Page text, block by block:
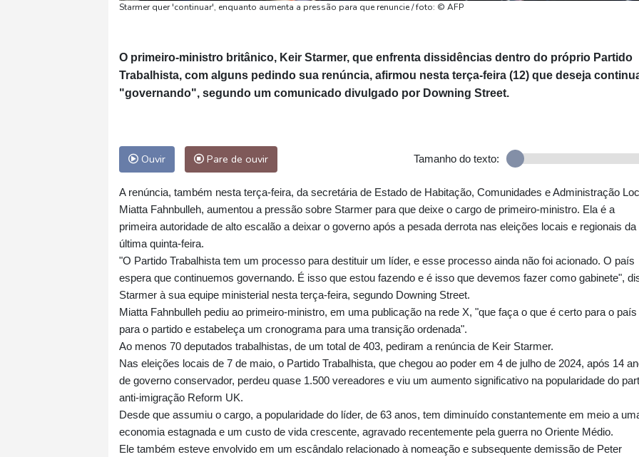
Starmer quer 'continuar', enquanto aumenta a pressão para que renuncie / foto: © AFP
O primeiro-ministro britânico, Keir Starmer, que enfrenta dissidências dentro do próprio Partido
Trabalhista, com alguns pedindo sua renúncia, afirmou nesta terça-feira (12) que deseja
"governando", segundo um comunicado divulgado por Downing Street.
Ouvir Pare de ouvir Tamanho do texto:
A renúncia, também nesta terça-feira, da secretária de Estado de Habitação, Comunidades e Administração
Miatta Fahnbulleh, aumentou a pressão sobre Starmer para que deixe o cargo de primeiro-ministro. Ela é a
primeira autoridade de alto escalão a deixar o governo após a pesada derrota nas eleições locais e regionais da
última quinta-feira.
"O Partido Trabalhista tem um processo para destituir um líder, e esse processo ainda não foi acionado. O país
espera que continuemos governando. É isso que estou fazendo e é isso que devemos fazer como gabinete",
Starmer à sua equipe ministerial nesta terça-feira, segundo Downing Street.
Miatta Fahnbulleh pediu ao primeiro-ministro, em uma publicação na rede X, "que faça o que é certo para o país
para o partido e estabeleça um cronograma para uma transição ordenada".
Ao menos 70 deputados trabalhistas, de um total de 403, pediram a renúncia de Keir Starmer.
Nas eleições locais de 7 de maio, o Partido Trabalhista, que chegou ao poder em 4 de julho de 2024, após 14
de governo conservador, perdeu quase 1.500 vereadores e viu um aumento significativo na popularidade do
anti-imigração Reform UK.
Desde que assumiu o cargo, a popularidade do líder, de 63 anos, tem diminuído constantemente em meio a
economia estagnada e um custo de vida crescente, agravado recentemente pela guerra no Oriente Médio.
Ele também esteve envolvido em um escândalo relacionado à nomeação e subsequente demissão de Peter